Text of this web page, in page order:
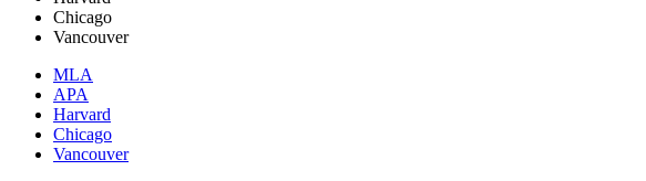
Chicago
Vancouver
MLA
APA
Harvard
Chicago
Vancouver